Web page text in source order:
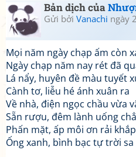
Bản dịch của
Gửi bởi Vanachi ngày
Mọi năm ngày chạp ấm còn
Ngày chạp năm nay rét đã
Lá nẩy, huyên đề màu tuyết
Cành tơ, liễu hé ánh xuân ra
Về nhà, điện ngọc chầu vừa
Sẵn rượu, đêm lành uống
Phấn mặt, ấp môi ơn rải khắp
Ống xanh, bình bạc tự trời sa